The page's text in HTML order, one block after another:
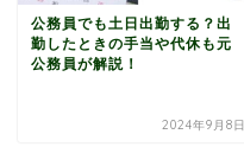
公務員でも土日出勤する？出
勤したときの手当や代休も元
公務員が解説！
2024年9月8日